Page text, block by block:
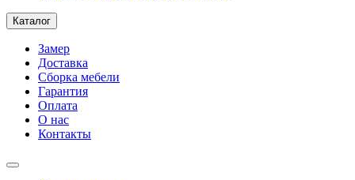
Каталог
Замер
Доставка
Сборка мебели
Гарантия
Оплата
О нас
Контакты